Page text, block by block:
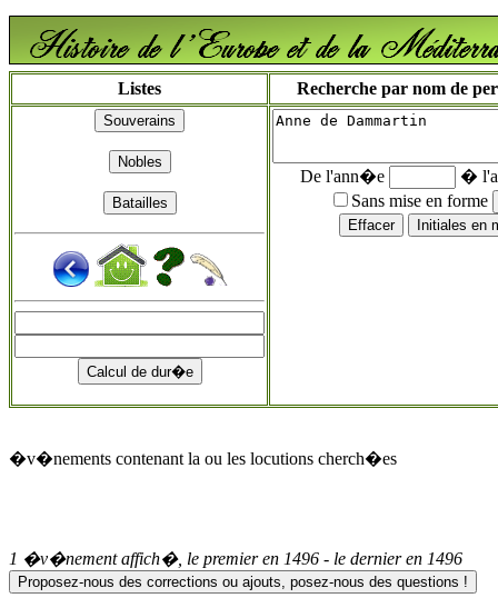
Listes Recherche par nom de
De l'ann�e
�
Sans mise en forme
�v�nements contenant la ou les locutions cherch�es
1 �v�nement affich�, le premier en 1496 - le dernier en 1496